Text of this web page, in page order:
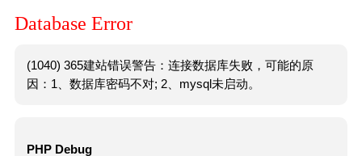
Database Error
(1040) 365建站错误警告：连接数据库失败，可能的原
因：1、数据库密码不对; 2、mysql未启动。
PHP Debug